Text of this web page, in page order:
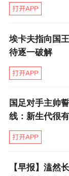
至今转会窗行
传的帕雷德
面对Canal+
帕雷德斯还
子。”
图赫尔
雷德斯，但
埃卡夫指向国
待逐一破解
国足对手主帅
线：新生代很
【早报】溘然